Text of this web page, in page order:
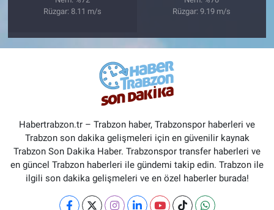
Rüzgar: 8.11 m/s
Rüzgar: 9.19 m/s
Habertrabzon.tr – Trabzon haber, Trabzonspor haberleri ve
Trabzon son dakika gelişmeleri için en güvenilir kaynak
Trabzon Son Dakika Haber. Trabzonspor transfer haberleri ve
en güncel Trabzon haberleri ile gündemi takip edin. Trabzon ile
ilgili son dakika gelişmeleri ve en özel haberler burada!